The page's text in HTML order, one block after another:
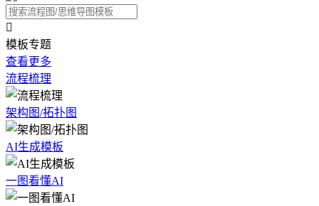

模板专题
查看更多
流程梳理
架构图/拓扑图
AI生成模板
一图看懂AI